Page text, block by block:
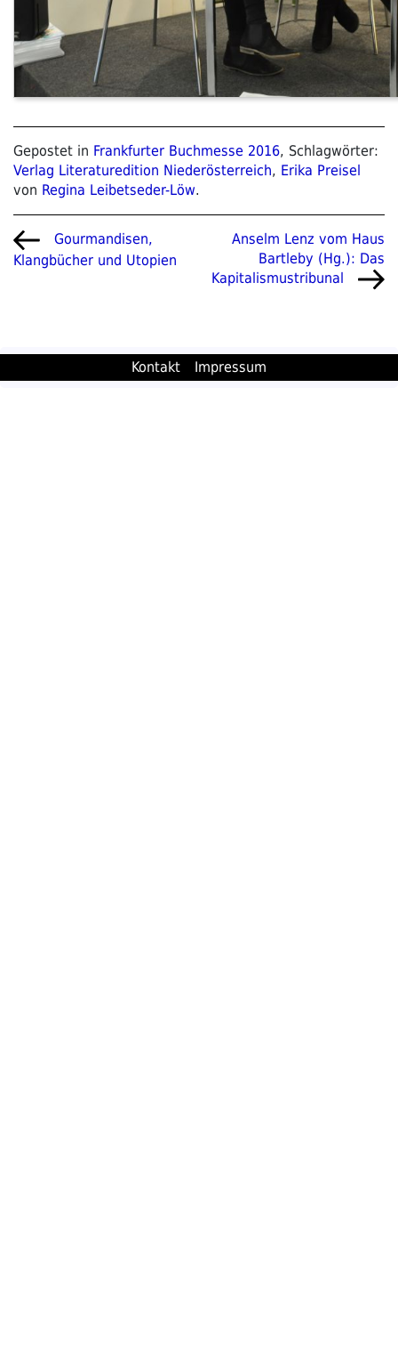
Gepostet in Frankfurter Buchmesse 2016, Schlagwörter:
Verlag Literaturedition Niederösterreich, Erika Preisel
von Regina Leibetseder-Löw.
Beitragsnavigation
Vorheriger
Beitrag
Gourmandisen,
Klangbücher und Utopien
Nächster
Beitrag
Anselm Lenz vom Haus
Bartleby (Hg.): Das
Kapitalismustribunal
Kontakt Impressum